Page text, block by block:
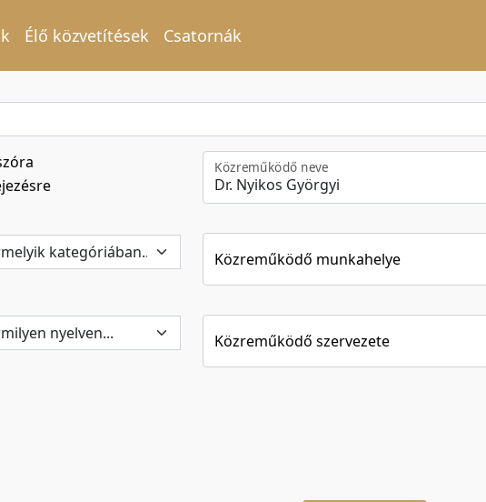
Élő közvetítések Csatornák
Közreműködő neve
Közreműködő munkahelye
Közreműködő szervezete